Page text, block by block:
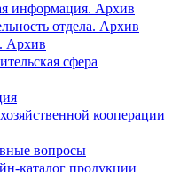
информация. Архив
отдела. Архив
сфера
кооперации
вопросы
каталог продукции